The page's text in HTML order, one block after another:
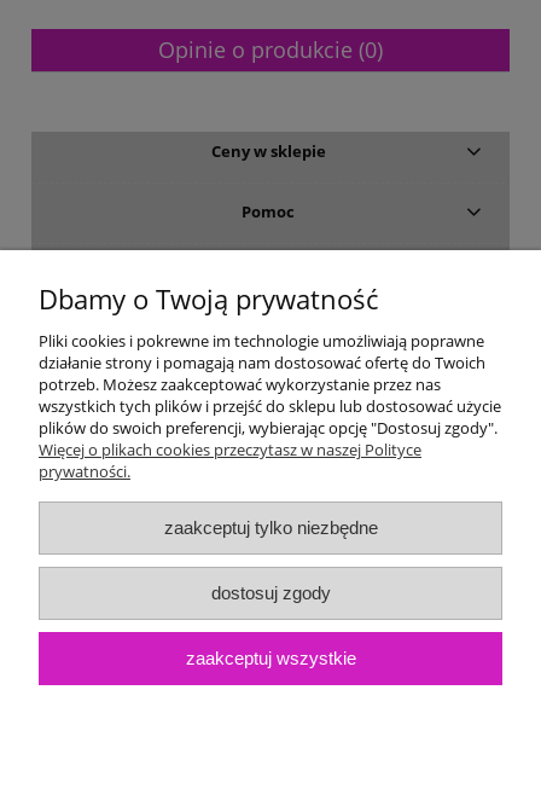
Opinie o produkcie (0)
Ceny w sklepie
Pomoc
Moje konto
Gwarancja i zwroty
O firmie
Dbamy o Twoją prywatność
Pliki cookies i pokrewne im technologie umożliwiają poprawne
działanie strony i pomagają nam dostosować ofertę do Twoich
potrzeb. Możesz zaakceptować wykorzystanie przez nas
wszystkich tych plików i przejść do sklepu lub dostosować użycie
plików do swoich preferencji, wybierając opcję "Dostosuj zgody".
Więcej o plikach cookies przeczytasz w naszej Polityce
prywatności.
zaakceptuj tylko niezbędne
dostosuj zgody
zaakceptuj wszystkie